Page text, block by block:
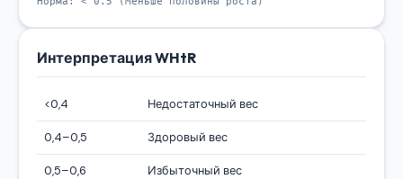
Интерпретация WHtR
<0,4 Недостаточный вес
0,4–0,5 Здоровый вес
0,5–0,6 Избыточный вес